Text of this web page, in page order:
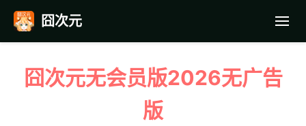
囧次元
囧次元无会员版2026无广告
版